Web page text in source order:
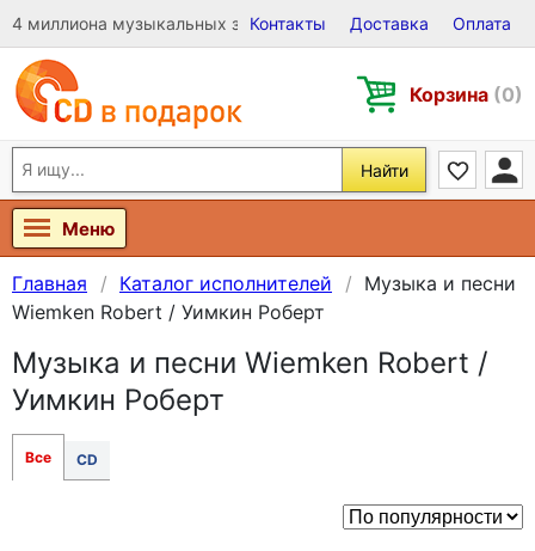
4 миллиона музыкальных записей на Виниле, CD и DVD
Контакты Доставка Оплата
Корзина (0)
Найти
Меню
Главная Каталог исполнителей
Музыка и песни
Wiemken Robert / Уимкин Роберт
Музыка и песни Wiemken Robert /
Уимкин Роберт
Все CD